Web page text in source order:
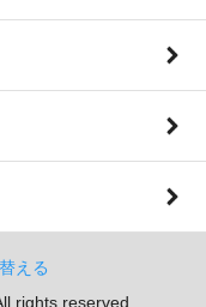
える
rights reserved